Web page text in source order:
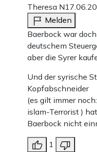
Theresa N
Melden
Baerbock war
deutschem
aber die Syrer
Und der syrische
Kopfabschneider
(es gilt immer
islam-Terrorist )
Baerbock nicht
1